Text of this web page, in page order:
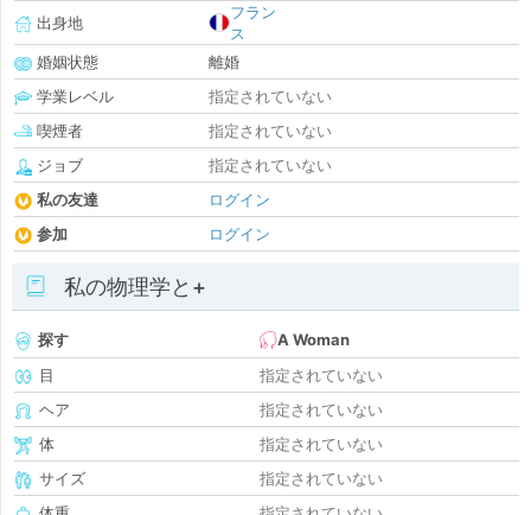
出身地
フラン
ス
婚姻状態
離婚
学業レベル
指定されていない
喫煙者
指定されていない
ジョブ
指定されていない
私の友達
ログイン
参加
ログイン
私の物理学と+
探す
A Woman
目
指定されていない
ヘア
指定されていない
体
指定されていない
サイズ
指定されていない